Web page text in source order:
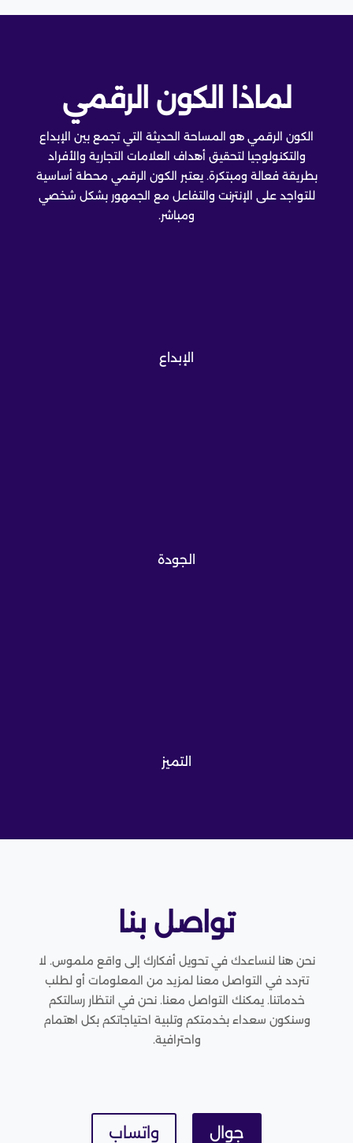
لماذا الكون الرقمي
الكون الرقمي هو المساحة الحديثة التي تجمع بين الإبداع
والتكنولوجيا لتحقيق أهداف العلامات التجارية والأفراد
بطريقة فعالة ومبتكرة. يعتبر الكون الرقمي محطة أساسية
للتواجد على الإنترنت والتفاعل مع الجمهور بشكل شخصي
ومباشر.
الإبداع
الجودة
التميز
تواصل بنا
نحن هنا لنساعدك في تحويل أفكارك إلى واقع ملموس. لا
تتردد في التواصل معنا لمزيد من المعلومات أو لطلب
خدماتنا. يمكنك التواصل معنا. نحن في انتظار رسالتكم
وسنكون سعداء بخدمتكم وتلبية احتياجاتكم بكل اهتمام
واحترافية.
واتساب جوال